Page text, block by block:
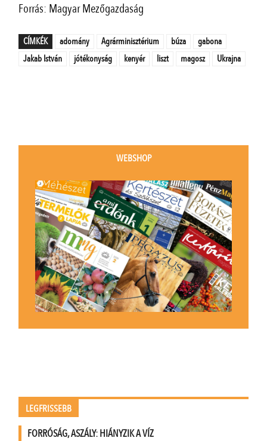
Forrás: Magyar Mezőgazdaság
CÍMKÉK adomány Agrárminisztérium búza
gabona
Jakab István
jótékonyság kenyér liszt magosz Ukrajna
WEBSHOP
LEGFRISSEBB
FORRÓSÁG, ASZÁLY: HIÁNYZIK A VÍZ